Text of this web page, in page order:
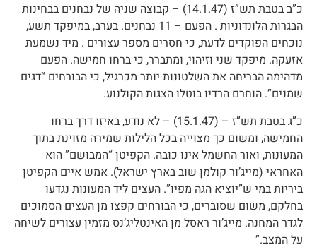
כ”ב בטבת תש”ז (14.1.47) – קבוצה שניה של נבחנים בבחינות
הבגרות הלונדוניות . הפעם – 11 נבחנים. בערב, במיפקד תשע,
נוכחים הפוקדים לדעת, כי חסרים מספר עצורים . מיד נשמעת
אזעקה. מיפקד שני וזיהוי, ומתברר, כי ברחו חמישה. הפעם
מדהימה הבריחה את השלטונות יותר מכרגיל, כי הבורחים “דגים
שמנים”. הוחרם הרדיו בוטלו הצגות הקולנוע.
כ”ג בטבת תש”ז – (15.1.47) – לא נודע, באיזו דרך ברחו
החמישה, ומשום כך מצוייה בכל הלילות שמירה מזוינת בתוך
המעונות, ואור החשמל אינו כובה. הקפיטן “המבושם” הוא
האחראי (מייג’ור קולמן שוב בארץ ישראל). אמש איים הקפיטן
ביריות במי ש”יוציא הגה מפיו”. העצים ליד המעונות נגדעו
בחלקם, משום שסוברים, כי הבורחים קפצו מן העצים הסמוכים
לגדר המחנה. מייג’ור ראסל מן האינטליג’נס מזמין עצורים לשיחה
על המצב.”